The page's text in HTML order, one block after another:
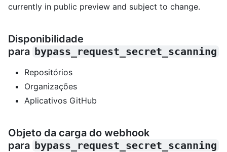
currently in public preview and subject to change.
Disponibilidade
para bypass_request_secret_scanning
Repositórios
Organizações
Aplicativos GitHub
Objeto da carga do webhook
para bypass_request_secret_scanning